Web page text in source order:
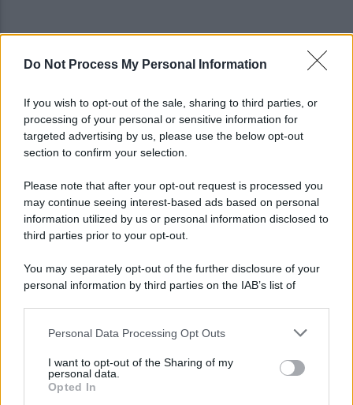
Do Not Process My Personal Information
If you wish to opt-out of the sale, sharing to third parties, or
processing of your personal or sensitive information for
targeted advertising by us, please use the below opt-out
section to confirm your selection.
Please note that after your opt-out request is processed you
may continue seeing interest-based ads based on personal
information utilized by us or personal information disclosed to
third parties prior to your opt-out.
You may separately opt-out of the further disclosure of your
personal information by third parties on the IAB’s list of
This information may also be disclosed by us to third parties
disclose it to other third parties.
Please note that this website/app uses one or more Google
Personal Data Processing Opt Outs
I want to opt-out of the Sharing of my
personal data.
Opted In
Napoli, Meret o Savic? Spunta un nuovo nome per
Dj Godzi: al via il crowdfunding per "Il Suono
Interrotto"